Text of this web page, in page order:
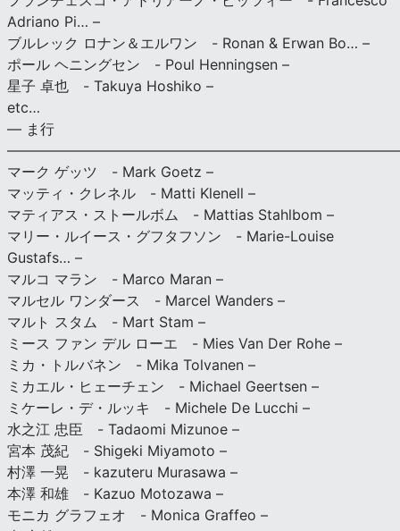
Adriano Pi… –
ブルレック ロナン＆エルワン - Ronan & Erwan Bo… –
ポール ヘニングセン - Poul Henningsen –
星子 卓也 - Takuya Hoshiko –
etc…
— ま行
マーク ゲッツ - Mark Goetz –
マッティ・クレネル - Matti Klenell –
マティアス・ストールボム - Mattias Stahlbom –
マリー・ルイース・グフタフソン - Marie-Louise
Gustafs… –
マルコ マラン - Marco Maran –
マルセル ワンダース - Marcel Wanders –
マルト スタム - Mart Stam –
ミース ファン デル ローエ - Mies Van Der Rohe –
ミカ・トルバネン - Mika Tolvanen –
ミカエル・ヒェーチェン - Michael Geertsen –
ミケーレ・デ・ルッキ - Michele De Lucchi –
水之江 忠臣 - Tadaomi Mizunoe –
宮本 茂紀 - Shigeki Miyamoto –
村澤 一晃 - kazuteru Murasawa –
本澤 和雄 - Kazuo Motozawa –
モニカ グラフェオ - Monica Graffeo –